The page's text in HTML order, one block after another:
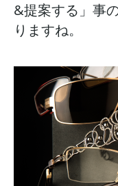
&提案する」事
りますね。